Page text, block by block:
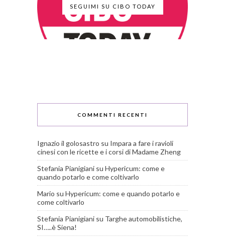
SEGUIMI SU CIBO TODAY
COMMENTI RECENTI
Ignazio il golosastro su Impara a fare i ravioli
cinesi con le ricette e i corsi di Madame Zheng
Stefania Pianigiani su Hypericum: come e
quando potarlo e come coltivarlo
Mario su Hypericum: come e quando potarlo e
come coltivarlo
Stefania Pianigiani su Targhe automobilistiche,
SI…..è Siena!